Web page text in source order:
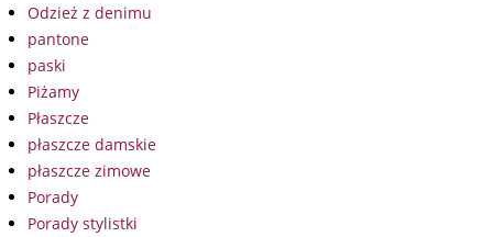
Odzież z denimu
pantone
paski
Piżamy
Płaszcze
płaszcze damskie
płaszcze zimowe
Porady
Porady stylistki